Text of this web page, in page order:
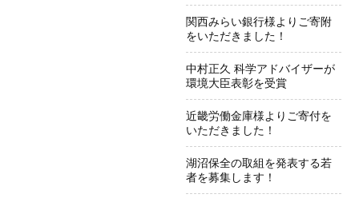
関西みらい銀行様よりご寄附
をいただきました！
中村正久 科学アドバイザーが
環境大臣表彰を受賞
近畿労働金庫様よりご寄付を
いただきました！
湖沼保全の取組を発表する若
者を募集します！